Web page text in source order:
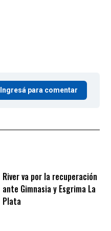
Ingresá para comentar
River va por la recuperación
ante Gimnasia y Esgrima La
Plata